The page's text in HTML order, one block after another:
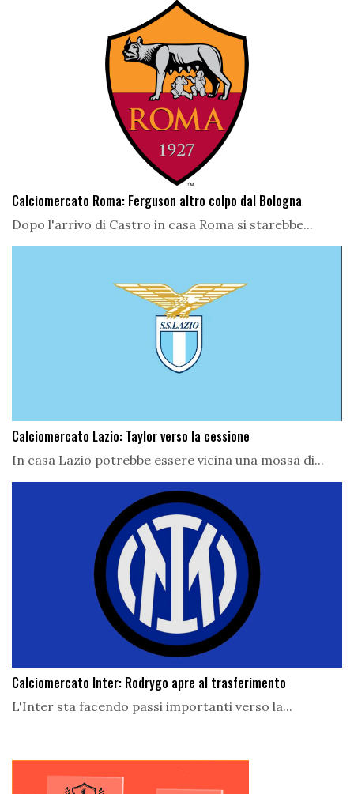
Calciomercato Roma: Ferguson altro colpo dal Bologna
Dopo l'arrivo di Castro in casa Roma si starebbe...
Calciomercato Lazio: Taylor verso la cessione
In casa Lazio potrebbe essere vicina una mossa di...
Calciomercato Inter: Rodrygo apre al trasferimento
L'Inter sta facendo passi importanti verso la...